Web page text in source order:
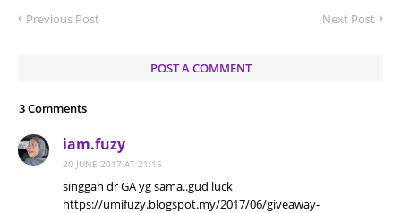
Previous Post Next Post
POST A COMMENT
3 Comments
iam.fuzy
20 JUNE 2017 AT 21:15
singgah dr GA yg sama..gud luck
https://umifuzy.blogspot.my/2017/06/giveaway-